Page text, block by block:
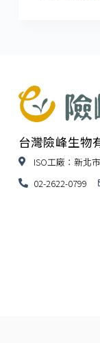
台灣險峰生物
ISO工廠：新北
02-2622-0799